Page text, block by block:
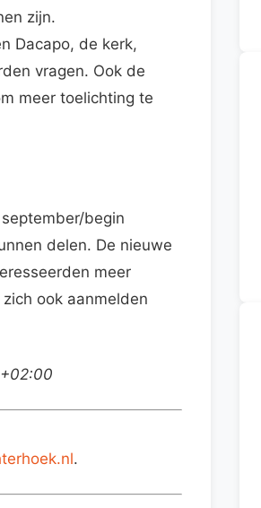
zijn.
Dacapo, de kerk,
vragen. Ook de
meer toelichting te
begin
delen. De nieuwe
meer
ook aanmelden
.